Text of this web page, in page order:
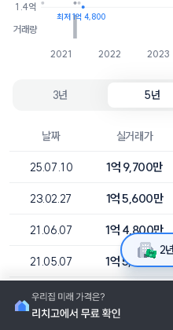
2021 2022 2023
거래량
1.4억
최저 1억 4,800
3년 5년
날짜 실거래가
25.07.10 1억 9,700만
23.02.27 1억 5,600만
21.06.07 1억 4,800만
21.05.07 1억 5,000만
21.04.15
2